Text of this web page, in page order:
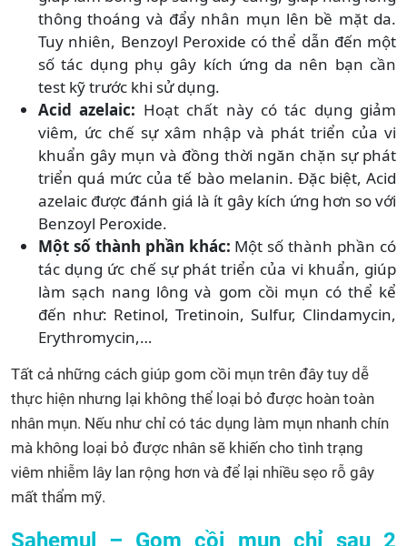
thông thoáng và đẩy nhân mụn lên bề mặt da.
Tuy nhiên, Benzoyl Peroxide có thể dẫn đến một
số tác dụng phụ gây kích ứng da nên bạn cần
test kỹ trước khi sử dụng.
Acid azelaic: Hoạt chất này có tác dụng giảm
viêm, ức chế sự xâm nhập và phát triển của vi
khuẩn gây mụn và đồng thời ngăn chặn sự phát
triển quá mức của tế bào melanin. Đặc biệt, Acid
azelaic được đánh giá là ít gây kích ứng hơn so với
Benzoyl Peroxide.
Một số thành phần khác: Một số thành phần có
tác dụng ức chế sự phát triển của vi khuẩn, giúp
làm sạch nang lông và gom cồi mụn có thể kể
đến như: Retinol, Tretinoin, Sulfur, Clindamycin,
Erythromycin,…
Tất cả những cách giúp gom cồi mụn trên đây tuy dễ
thực hiện nhưng lại không thể loại bỏ được hoàn toàn
nhân mụn. Nếu như chỉ có tác dụng làm mụn nhanh chín
mà không loại bỏ được nhân sẽ khiến cho tình trạng
viêm nhiễm lây lan rộng hơn và để lại nhiều sẹo rỗ gây
mất thẩm mỹ.
Sahemul – Gom cồi mụn chỉ sau 2